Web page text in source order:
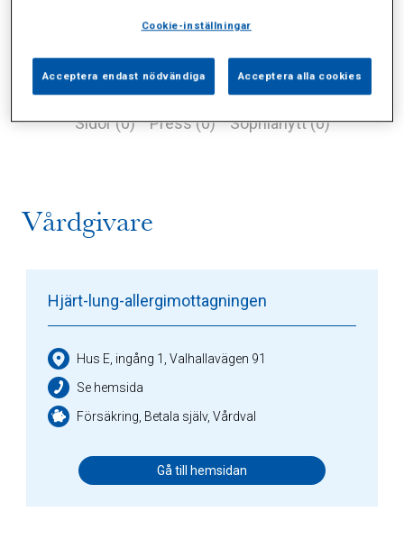
Alla (2) Vårdgivare (1) Specialister (0)
Sidor (0) Press (0) Sophianytt (0)
Vårdgivare
Hjärt-lung-allergimottagningen
Hus E, ingång 1, Valhallavägen 91
Se hemsida
Försäkring, Betala själv, Vårdval
Gå till hemsidan
Cookie-inställningar
Acceptera endast nödvändiga Acceptera alla cookies